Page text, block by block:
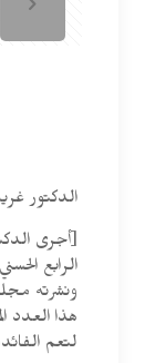
الدكتور
[أجرى
الرابع
ونشرته
هذا العدد
لتعم